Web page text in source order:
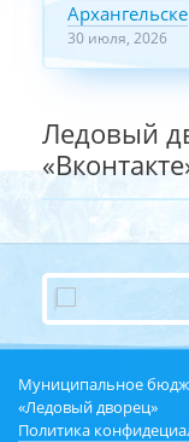
Архангельске
30 июля, 2026
Ледовый
Муниципальное
«Ледовый дворец»
Политика